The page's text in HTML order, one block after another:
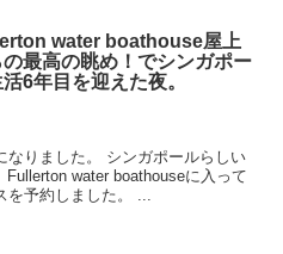
water boathouse屋上
最高の眺め！でシンガポー
6年目を迎えた夜。
なりました。 シンガポールらしい
water boathouseに入って
を予約しました。 ...